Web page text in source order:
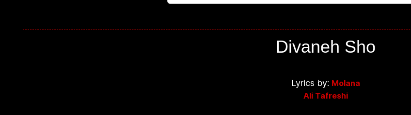
Divaneh Sho
Lyrics by: Molana
Ali Tafreshi